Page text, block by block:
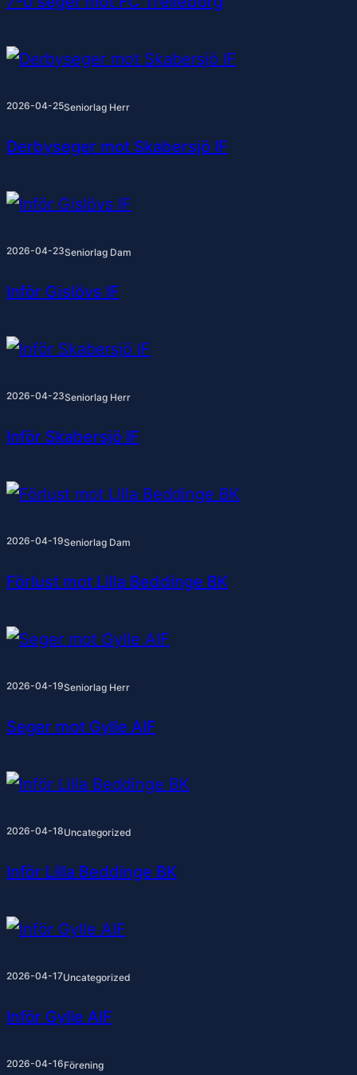
2026-04-25Seniorlag Herr
Derbyseger mot Skabersjö IF
2026-04-23Seniorlag Dam
Inför Gislövs IF
2026-04-23Seniorlag Herr
Inför Skabersjö IF
2026-04-19Seniorlag Dam
Förlust mot Lilla Beddinge BK
2026-04-19Seniorlag Herr
Seger mot Gylle AIF
2026-04-18Uncategorized
Inför Lilla Beddinge BK
2026-04-17Uncategorized
Inför Gylle AIF
2026-04-16Förening